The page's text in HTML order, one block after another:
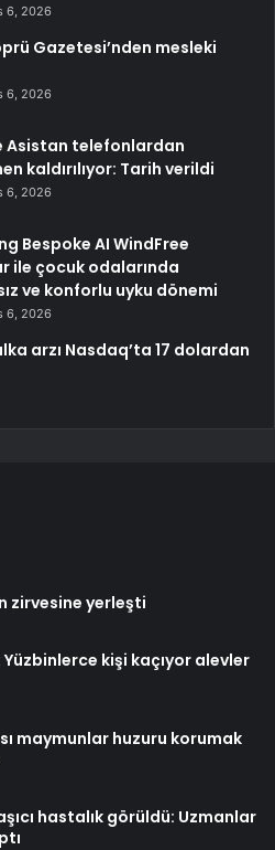
6, 2026
Gazetesi’nden mesleki
6, 2026
Asistan telefonlardan
kaldırılıyor: Tarih verildi
6, 2026
Bespoke AI WindFree
ile çocuk odalarında
ve konforlu uyku dönemi
6, 2026
arzı Nasdaq’ta 17 dolardan
zirvesine yerleşti
kişi kaçıyor alevler
maymunlar huzuru korumak
hastalık görüldü: Uzmanlar